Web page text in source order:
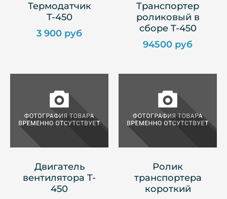
Термодатчик
Т-450
3 900 руб
Транспортер
роликовый в
сборе T-450
94500 руб
Двигатель
вентилятора T-
450
Ролик
транспортера
короткий